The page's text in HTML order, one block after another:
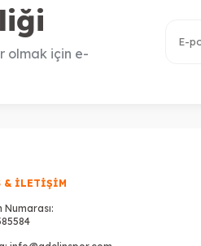
olmak için e-
& İLETIŞIM
Numarası: